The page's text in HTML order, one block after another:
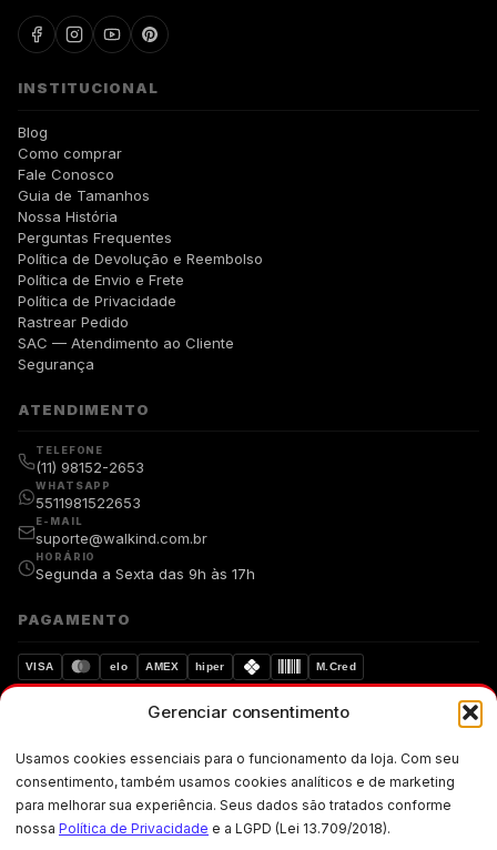
Gerenciar consentimento
Usamos cookies essenciais para o funcionamento da loja. Com seu
consentimento, também usamos cookies analíticos e de marketing
para melhorar sua experiência. Seus dados são tratados conforme
nossa Política de Privacidade e a LGPD (Lei 13.709/2018).
INSTITUCIONAL
Blog
Como comprar
Fale Conosco
Guia de Tamanhos
Nossa História
Perguntas Frequentes
Política de Devolução e Reembolso
Política de Envio e Frete
Política de Privacidade
Rastrear Pedido
SAC — Atendimento ao Cliente
Segurança
ATENDIMENTO
TELEFONE
(11) 98152-2653
WHATSAPP
5511981522653
E-MAIL
suporte@walkind.com.br
HORÁRIO
Segunda a Sexta das 9h às 17h
PAGAMENTO
VISA elo AMEX hiper M.Cred
Dados protegidos
Walkind. Copyright © 2019-walkind.com.br Todos os direitos
reservados. Os preços, promoções, condições de pagamento, frete e
produtos são válidos exclusivamente para compras realizadas via
internet.